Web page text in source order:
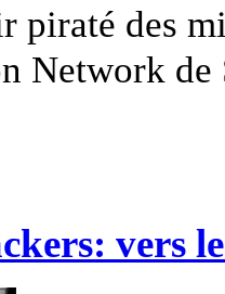
piraté des
Network
vers